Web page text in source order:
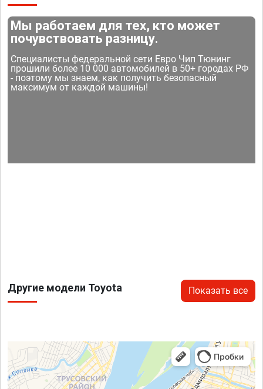
Мы работаем для тех, кто может
почувствовать разницу.
Специалисты федеральной сети Евро Чип Тюнинг
прошили более 10 000 автомобилей в 50+ городах РФ
- поэтому мы знаем, как получить безопасный
максимум от каждой машины!
Другие модели Toyota Показать все